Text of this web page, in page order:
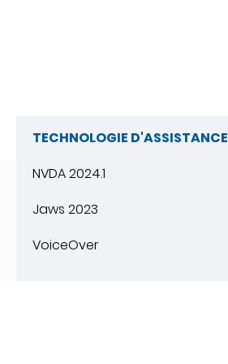
TECHNOLOGIE D'ASSISTANCE
NVDA 2024.1
Jaws 2023
VoiceOver